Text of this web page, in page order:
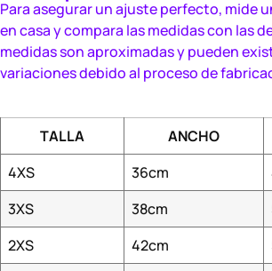
Para asegurar un ajuste perfecto, mide
en casa y compara las medidas con las
medidas son aproximadas y pueden
variaciones debido al proceso de
TALLA ANCHO
4XS
36cm
3XS
38cm
2XS
42cm